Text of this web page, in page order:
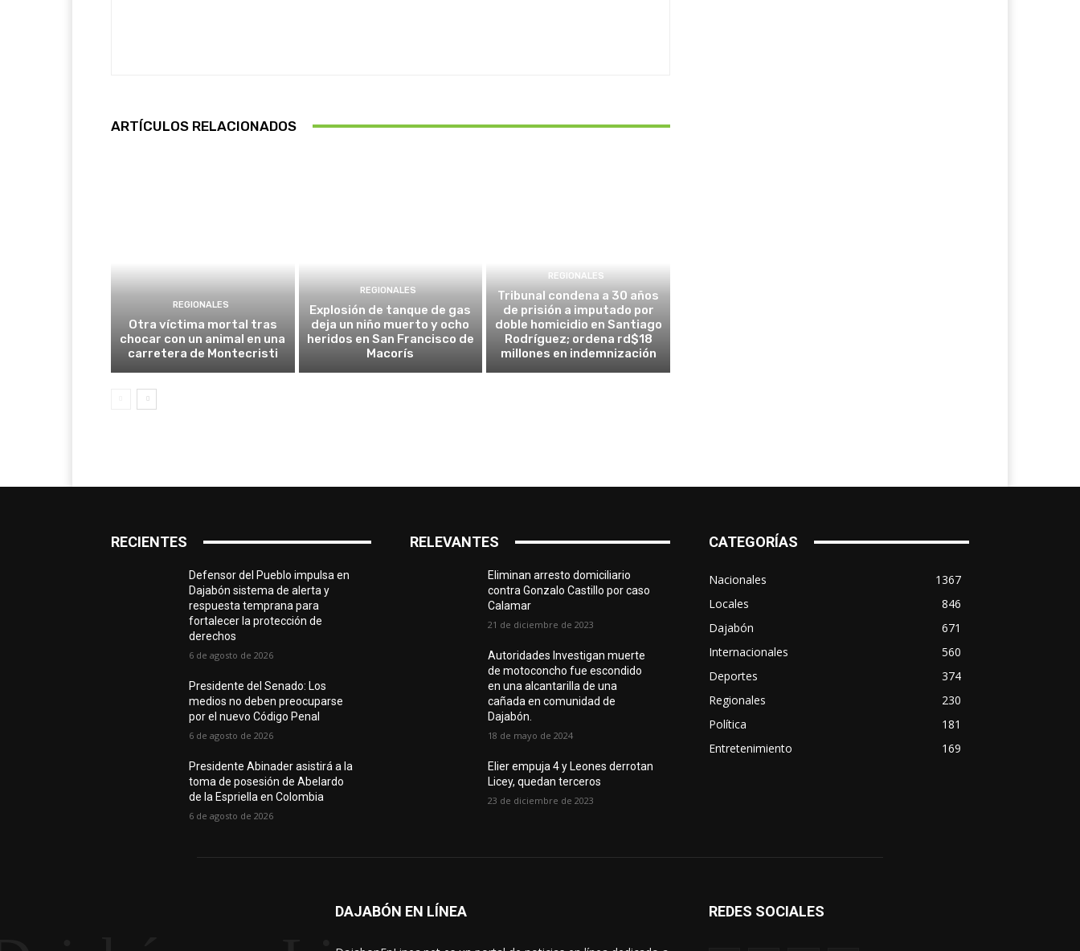
ARTÍCULOS RELACIONADOS
REGIONALES
Otra víctima mortal tras
chocar con un animal en una
carretera de Montecristi
REGIONALES
Explosión de tanque de gas
deja un niño muerto y ocho
heridos en San Francisco de
Macorís
REGIONALES
Tribunal condena a 30 años
de prisión a imputado por
doble homicidio en Santiago
Rodríguez; ordena rd$18
millones en indemnización
RECIENTES
Defensor del Pueblo impulsa en
Dajabón sistema de alerta y
respuesta temprana para
fortalecer la protección de
derechos
6 de agosto de 2026
Presidente del Senado: Los
medios no deben preocuparse
por el nuevo Código Penal
6 de agosto de 2026
Presidente Abinader asistirá a la
toma de posesión de Abelardo
de la Espriella en Colombia
6 de agosto de 2026
RELEVANTES
Eliminan arresto domiciliario
contra Gonzalo Castillo por caso
Calamar
21 de diciembre de 2023
Autoridades Investigan muerte
de motoconcho fue escondido
en una alcantarilla de una
cañada en comunidad de
Dajabón.
18 de mayo de 2024
Elier empuja 4 y Leones derrotan
Licey, quedan terceros
23 de diciembre de 2023
CATEGORÍAS
Nacionales
1367
Locales
846
Dajabón
671
Internacionales
560
Deportes
374
Regionales
230
Política
181
Entretenimiento
169
DAJABÓN EN LÍNEA REDES SOCIALES